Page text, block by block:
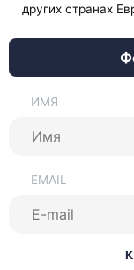
других странах
ИМЯ
EMAIL